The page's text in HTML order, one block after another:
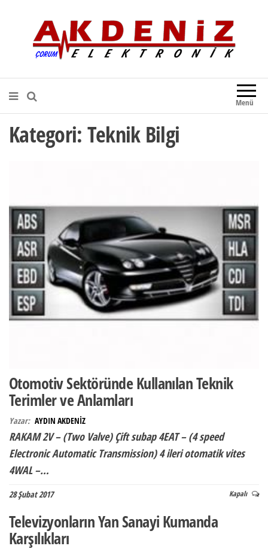
Akdeniz Elektronik
Teknik Destek, Kaliteli Hizmet |
Çorum Elektronik Firması
Menü
Kategori: Teknik Bilgi
Otomotiv Sektöründe Kullanılan Teknik
Terimler ve Anlamları
Yazar: AYDIN AKDENİZ
RAKAM 2V – (Two Valve) Çift subap 4EAT – (4 speed
Electronic Automatic Transmission) 4 ileri otomatik vites
4WAL –…
28 Şubat 2017 Kapalı
Televizyonların Yan Sanayi Kumanda
Karşılıkları